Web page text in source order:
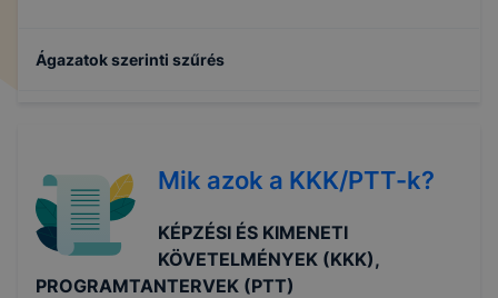
Ágazatok szerinti szűrés
Gépészet
Informatika és távközlés
Mik azok a KKK/PTT-k?
KÉPZÉSI ÉS KIMENETI
KÖVETELMÉNYEK (KKK),
PROGRAMTANTERVEK (PTT)